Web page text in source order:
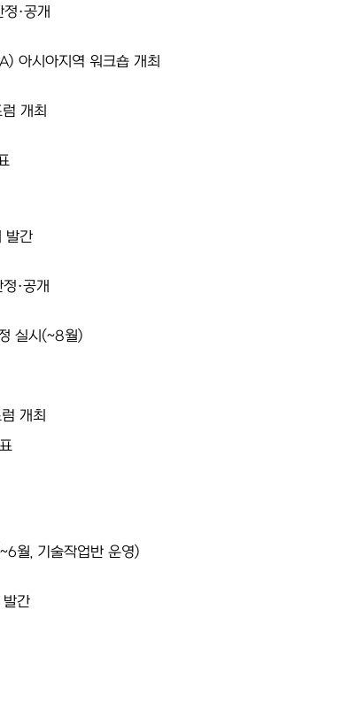
·공개
아시아지역 워크숍 개최
개최
발간
·공개
실시(~8월)
개최
월, 기술작업반 운영)
간